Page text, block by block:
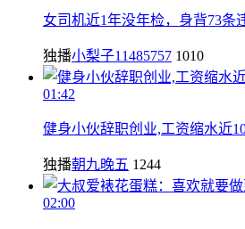
女司机近1年没年检，身背73条
独播小梨子11485757 1010
01:42
健身小伙辞职创业,工资缩水近
独播朝九晚五 1244
02:00